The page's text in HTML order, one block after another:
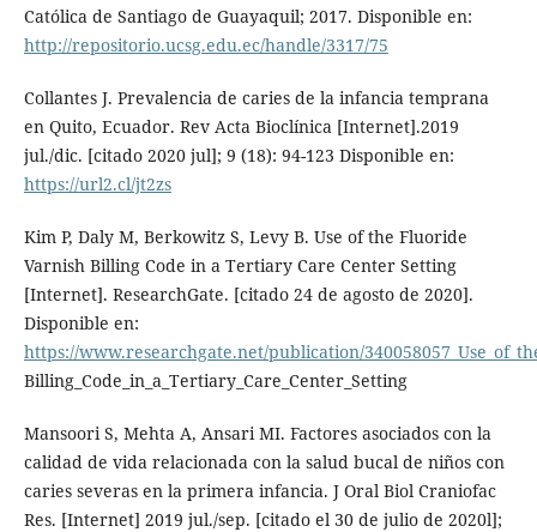
Católica de Santiago de Guayaquil; 2017. Disponible en:
http://repositorio.ucsg.edu.ec/handle/3317/75
Collantes J. Prevalencia de caries de la infancia temprana
en Quito, Ecuador. Rev Acta Bioclínica [Internet].2019
jul./dic. [citado 2020 jul]; 9 (18): 94-123 Disponible en:
https://url2.cl/jt2zs
Kim P, Daly M, Berkowitz S, Levy B. Use of the Fluoride
Varnish Billing Code in a Tertiary Care Center Setting
[Internet]. ResearchGate. [citado 24 de agosto de 2020].
Disponible en:
https://www.researchgate.net/publication/
Billing_Code_in_a_Tertiary_Care_Center_Setting
Mansoori S, Mehta A, Ansari MI. Factores asociados con la
calidad de vida relacionada con la salud bucal de niños con
caries severas en la primera infancia. J Oral Biol Craniofac
Res. [Internet] 2019 jul./sep. [citado el 30 de julio de 2020l];